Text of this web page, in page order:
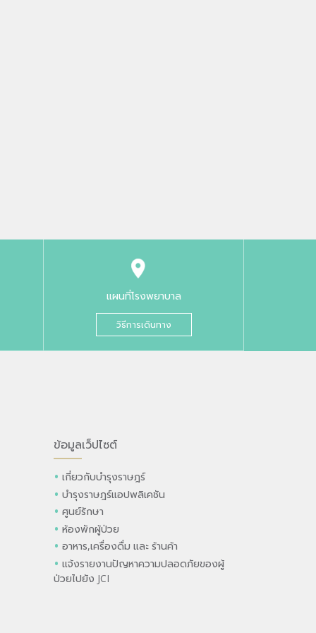
แผนที่โรงพยาบาล
วิธีการเดินทาง
ข้อมูลเว็ปไซต์
เกี่ยวกับบำรุงราษฎร์
บำรุงราษฎร์แอปพลิเคชัน
ศูนย์รักษา
ห้องพักผู้ป่วย
อาหาร,เครื่องดื่ม และ ร้านค้า
แจ้งรายงานปัญหาความปลอดภัยของผู้
ป่วยไปยัง JCI